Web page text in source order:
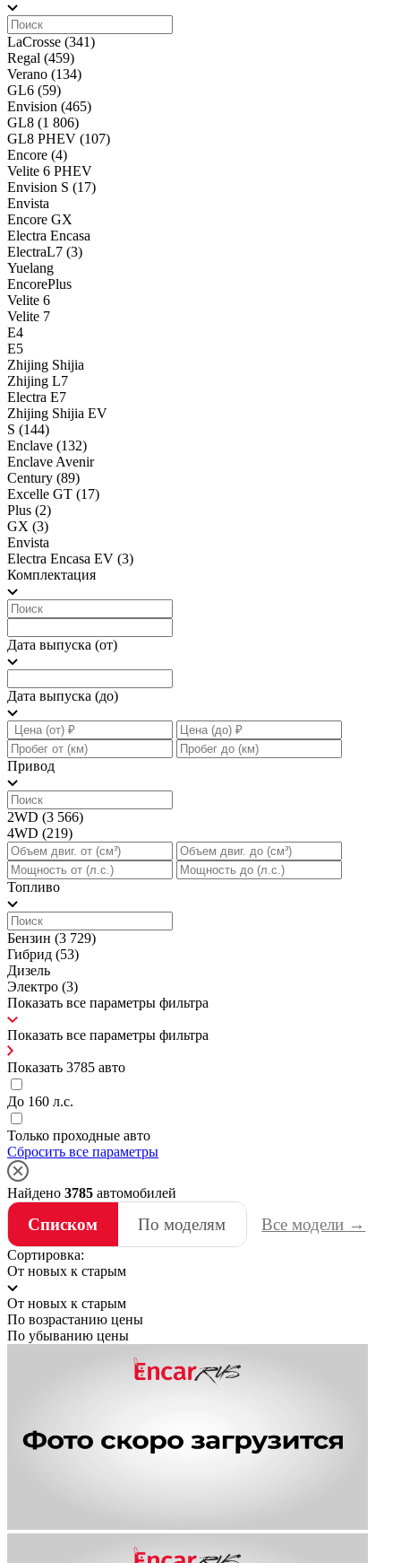
LaCrosse (341)
Regal (459)
Verano (134)
GL6 (59)
Envision (465)
GL8 (1 806)
GL8 PHEV (107)
Encore (4)
Velite 6 PHEV
Envision S (17)
Envista
Encore GX
Electra Encasa
ElectraL7 (3)
Yuelang
EncorePlus
Velite 6
Velite 7
E4
E5
Zhijing Shijia
Zhijing L7
Electra E7
Zhijing Shijia EV
S (144)
Enclave (132)
Enclave Avenir
Century (89)
Excelle GT (17)
Plus (2)
GX (3)
Envista
Electra Encasa EV (3)
Комплектация
Дата выпуска (от)
Дата выпуска (до)
Привод
2WD (3 566)
4WD (219)
Топливо
Бензин (3 729)
Гибрид (53)
Дизель
Электро (3)
Показать все параметры фильтра
Показать все параметры фильтра
Показать 3785 авто
До 160 л.с.
Только проходные авто
Сбросить все параметры
Найдено 3785 автомобилей
Списком По моделям Все модели →
Сортировка:
От новых к старым
От новых к старым
По возрастанию цены
По убыванию цены